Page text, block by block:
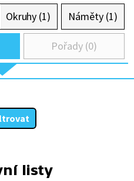
Okruhy (1) Náměty (1)
Pořady (0)
listy